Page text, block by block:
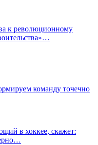
к революционному
команду точечно
в хоккее, скажет: